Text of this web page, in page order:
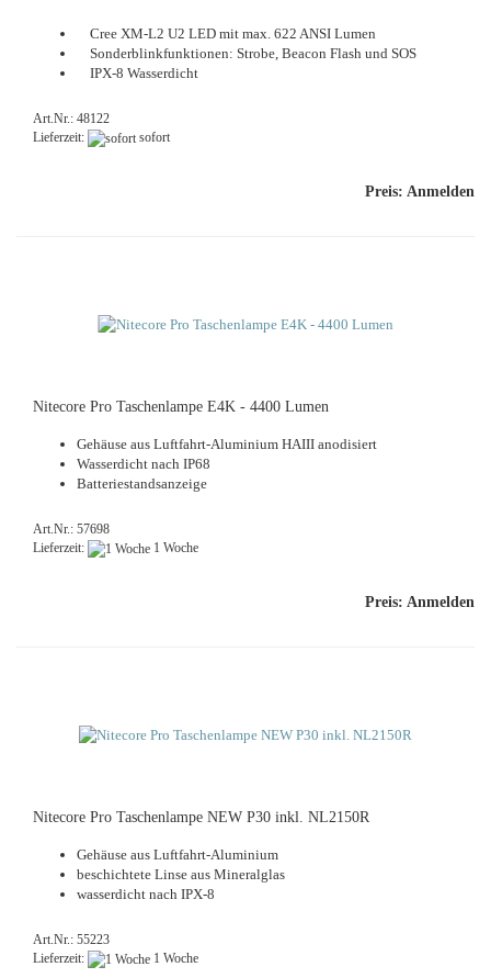
Cree XM-L2 U2 LED mit max. 622 ANSI Lumen
Son­derblink­funk­tio­nen: Stro­be, Be­a­con Flash und SOS
IPX-8 Was­ser­dicht
Art.Nr.: 48122
Lieferzeit:
sofort
Preis: Anmelden
Ni­te­co­re Pro Ta­schen­lam­pe E4K - 4400 Lumen
Ge­häu­se aus Luftfahrt-​Aluminium HAIII an­o­di­siert
Was­ser­dicht nach IP68
Bat­te­rie­stands­an­zei­ge
Art.Nr.: 57698
Lieferzeit:
1 Woche
Preis: Anmelden
Ni­te­co­re Pro Ta­schen­lam­pe NEW P30 inkl. NL2150R
Ge­häu­se aus Luftfahrt-​Aluminium
be­schich­te­te Linse aus Mi­ne­ral­glas
was­ser­dicht nach IPX-8
Art.Nr.: 55223
Lieferzeit:
1 Woche